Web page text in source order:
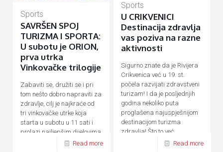
Sports
SAVRŠEN SPOJ
TURIZMA I SPORTA:
U subotu je ORION,
prva utrka
Vinkovačke trilogije
Zabaviti se, družiti se i pri
tom nešto dobro napraviti za
zdravlje, cilj je najkraće od
tri vinkovačke utrke koja
starta u subotu u 11 sati i
prolazi najljepšim dijelovima
Read more
Sports
U CRIKVENICI
Destinacija zdravlja
vas poziva na razne
aktivnosti
Sigurno znate da je Rivijera
Crikvenica već u 19. st.
počela razvijati zdravstveni
turizam! I da je posljednjih
godina nekoliko puta
proglašena najuspješnijom
destinacijom turizma
zdravlja! Što to već
[…] Read more